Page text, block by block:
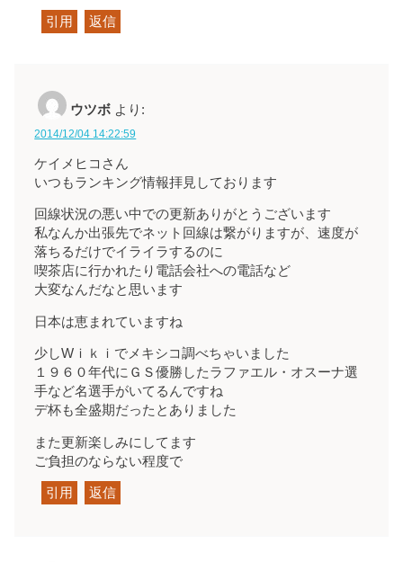
引用 返信
ウツボ より:
2014/12/04 14:22:59
ケイメヒコさん
いつもランキング情報拝見しております
回線状況の悪い中での更新ありがとうございます
私なんか出張先でネット回線は繋がりますが、速度が
落ちるだけでイライラするのに
喫茶店に行かれたり電話会社への電話など
大変なんだなと思います
日本は恵まれていますね
少しWｉｋｉでメキシコ調べちゃいました
１９６０年代にＧＳ優勝したラファエル・オスーナ選
手など名選手がいてるんですね
デ杯も全盛期だったとありました
また更新楽しみにしてます
ご負担のならない程度で
引用 返信